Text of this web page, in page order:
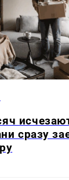
сразу